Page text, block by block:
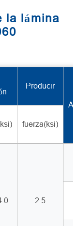
la lámina
Producir
fuerza(ksi)
2.5